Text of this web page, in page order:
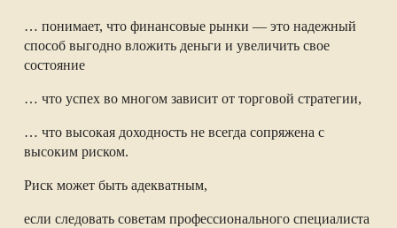
… понимает, что финансовые рынки — это надежный
способ выгодно вложить деньги и увеличить свое
состояние
… что успех во многом зависит от торговой стратегии,
… что высокая доходность не всегда сопряжена с
высоким риском.
Риск может быть адекватным,
если следовать советам профессионального специалиста